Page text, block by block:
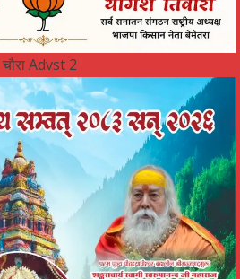
चौरा Advst 2